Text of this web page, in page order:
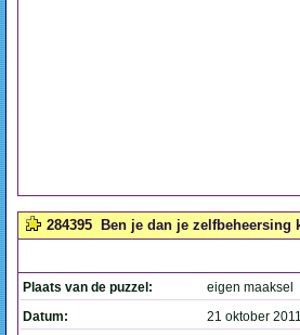
284395 Ben je dan je zelfbeheersing
Plaats van de puzzel:
eigen maaksel
Datum:
21 oktober